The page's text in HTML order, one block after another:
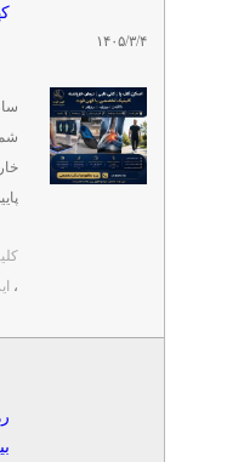
رفع درد خارپاشنه
ایستادن
تلفن: ۰۲۱۴۶۲۹۱۷۴۶
جایگزین جراحی
اسکن و کفی
تلفن: ۰۲۱۴۶۲۹۱۷۴۶
پکیج کامل درمان
۱۴۰۵/۳/۴
در
،